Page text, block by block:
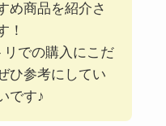
め商品を紹介さ
！
での購入にこだ
ひ参考にしてい
です♪